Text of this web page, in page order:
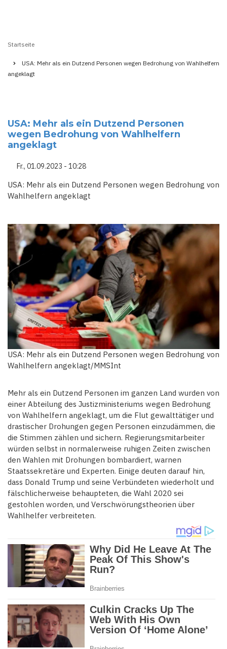
Startseite
USA: Mehr als ein Dutzend Personen wegen Bedrohung von Wahlhelfern
angeklagt
USA: Mehr als ein Dutzend Personen
wegen Bedrohung von Wahlhelfern
angeklagt
Fr., 01.09.2023 - 10:28
USA: Mehr als ein Dutzend Personen wegen Bedrohung von
Wahlhelfern angeklagt
USA: Mehr als ein Dutzend Personen wegen Bedrohung von
Wahlhelfern angeklagt/MMSInt
Mehr als ein Dutzend Personen im ganzen Land wurden von
einer Abteilung des Justizministeriums wegen Bedrohung
von Wahlhelfern angeklagt, um die Flut gewalttätiger und
drastischer Drohungen gegen Personen einzudämmen, die
die Stimmen zählen und sichern. Regierungsmitarbeiter
würden selbst in normalerweise ruhigen Zeiten zwischen
den Wahlen mit Drohungen bombardiert, warnen
Staatssekretäre und Experten. Einige deuten darauf hin,
dass Donald Trump und seine Verbündeten wiederholt und
fälschlicherweise behaupteten, die Wahl 2020 sei
gestohlen worden, und Verschwörungstheorien über
Wahlhelfer verbreiteten.